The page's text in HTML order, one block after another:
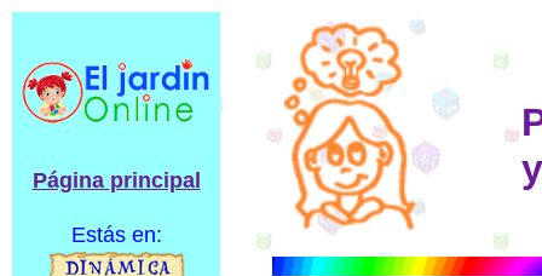
Página principal
Estás en: